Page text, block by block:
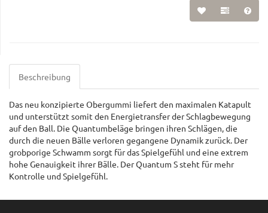
Beschreibung
Das neu konzipierte Obergummi liefert den maximalen Katapult
und unterstützt somit den Energietransfer der Schlagbewegung
auf den Ball. Die Quantumbeläge bringen ihren Schlägen, die
durch die neuen Bälle verloren gegangene Dynamik zurück. Der
grobporige Schwamm sorgt für das Spielgefühl und eine extrem
hohe Genauigkeit ihrer Bälle. Der Quantum S steht für mehr
Kontrolle und Spielgefühl.